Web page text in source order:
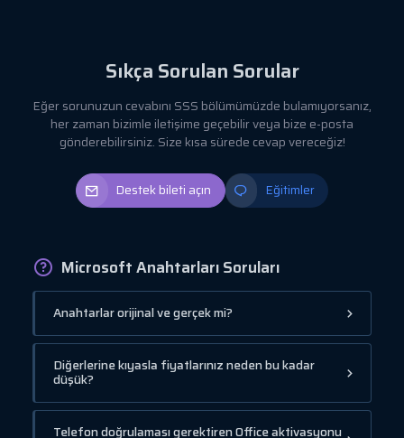
Sıkça Sorulan Sorular
Eğer sorunuzun cevabını SSS bölümümüzde bulamıyorsanız,
her zaman bizimle iletişime geçebilir veya bize e-posta
gönderebilirsiniz. Size kısa sürede cevap vereceğiz!
Destek bileti açın Eğitimler
Microsoft Anahtarları Soruları
Anahtarlar orijinal ve gerçek mi?
Diğerlerine kıyasla fiyatlarınız neden bu kadar
düşük?
Telefon doğrulaması gerektiren Office aktivasyonu